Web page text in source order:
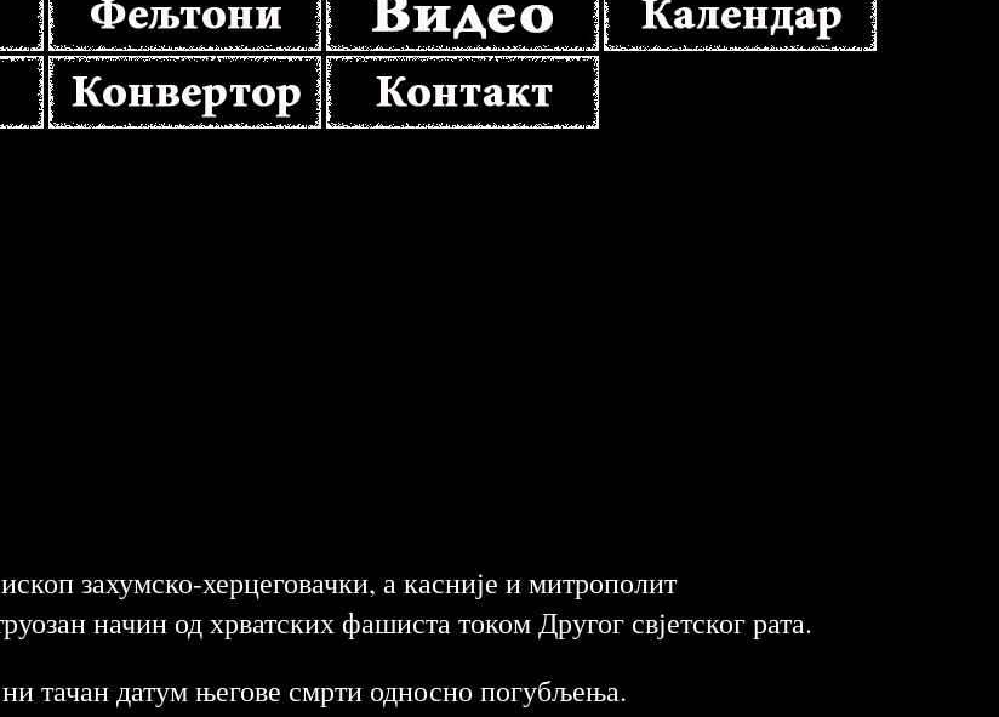
захумско-херцеговачки, а касније и митрополит
начин од хрватских фашиста током Другог свјетског рата.
тачан датум његове смрти односно погубљења.